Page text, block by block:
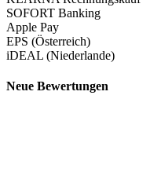
SOFORT Banking
Apple Pay
EPS (Österreich)
iDEAL (Niederlande)
Neue Bewertungen